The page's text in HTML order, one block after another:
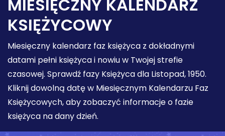
MIESIĘCZNY KALENDARZ
KSIĘŻYCOWY
Miesięczny kalendarz faz księżyca z dokładnymi
datami pełni księżyca i nowiu w Twojej strefie
czasowej. Sprawdź fazy Księżyca dla Listopad, 1950.
Kliknij dowolną datę w Miesięcznym Kalendarzu Faz
Księżycowych, aby zobaczyć informacje o fazie
księżyca na dany dzień.